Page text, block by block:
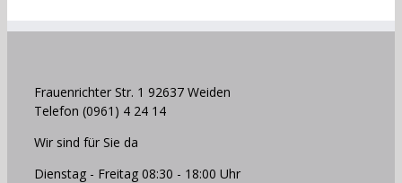
Frauenrichter Str. 1 92637 Weiden
Telefon (0961) 4 24 14
Wir sind für Sie da
Dienstag - Freitag 08:30 - 18:00 Uhr